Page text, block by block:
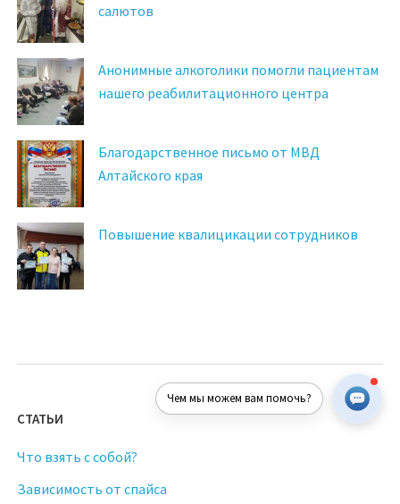
салютов
Анонимные алкоголики помогли пациентам
нашего реабилитационного центра
Благодарственное письмо от МВД
Алтайского края
Повышение квалицикации сотрудников
СТАТЬИ
Что взять с собой?
Зависимость от спайса
Чем мы можем вам помочь?